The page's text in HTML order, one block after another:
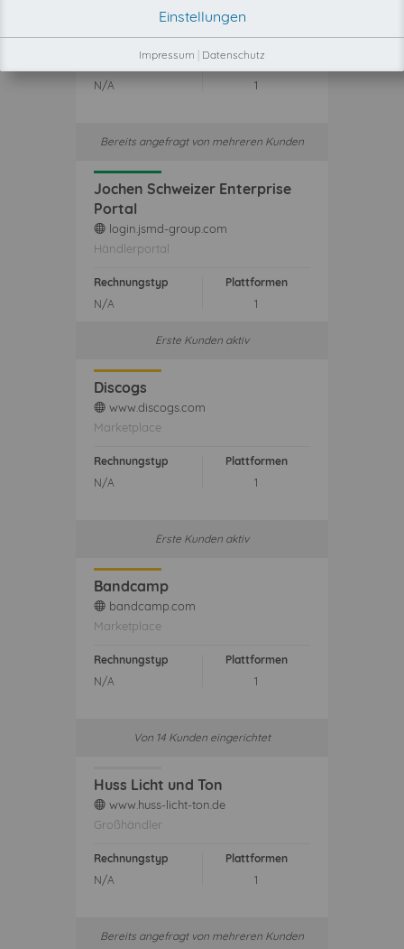
output.com
Rechnungstyp
N/A
Plattformen
1
Bereits angefragt von mehreren Kunden
Jochen Schweizer Enterprise
Portal
web login.jsmd-group.com
Händlerportal
Rechnungstyp
N/A
Plattformen
1
Erste Kunden aktiv
Discogs
web www.discogs.com
Marketplace
Rechnungstyp
N/A
Plattformen
1
Erste Kunden aktiv
Bandcamp
web bandcamp.com
Marketplace
Rechnungstyp
N/A
Plattformen
1
Von 14 Kunden eingerichtet
Huss Licht und Ton
web www.huss-licht-ton.de
Großhändler
Rechnungstyp
N/A
Plattformen
1
Bereits angefragt von mehreren Kunden
Einstellungen
Impressum | Datenschutz